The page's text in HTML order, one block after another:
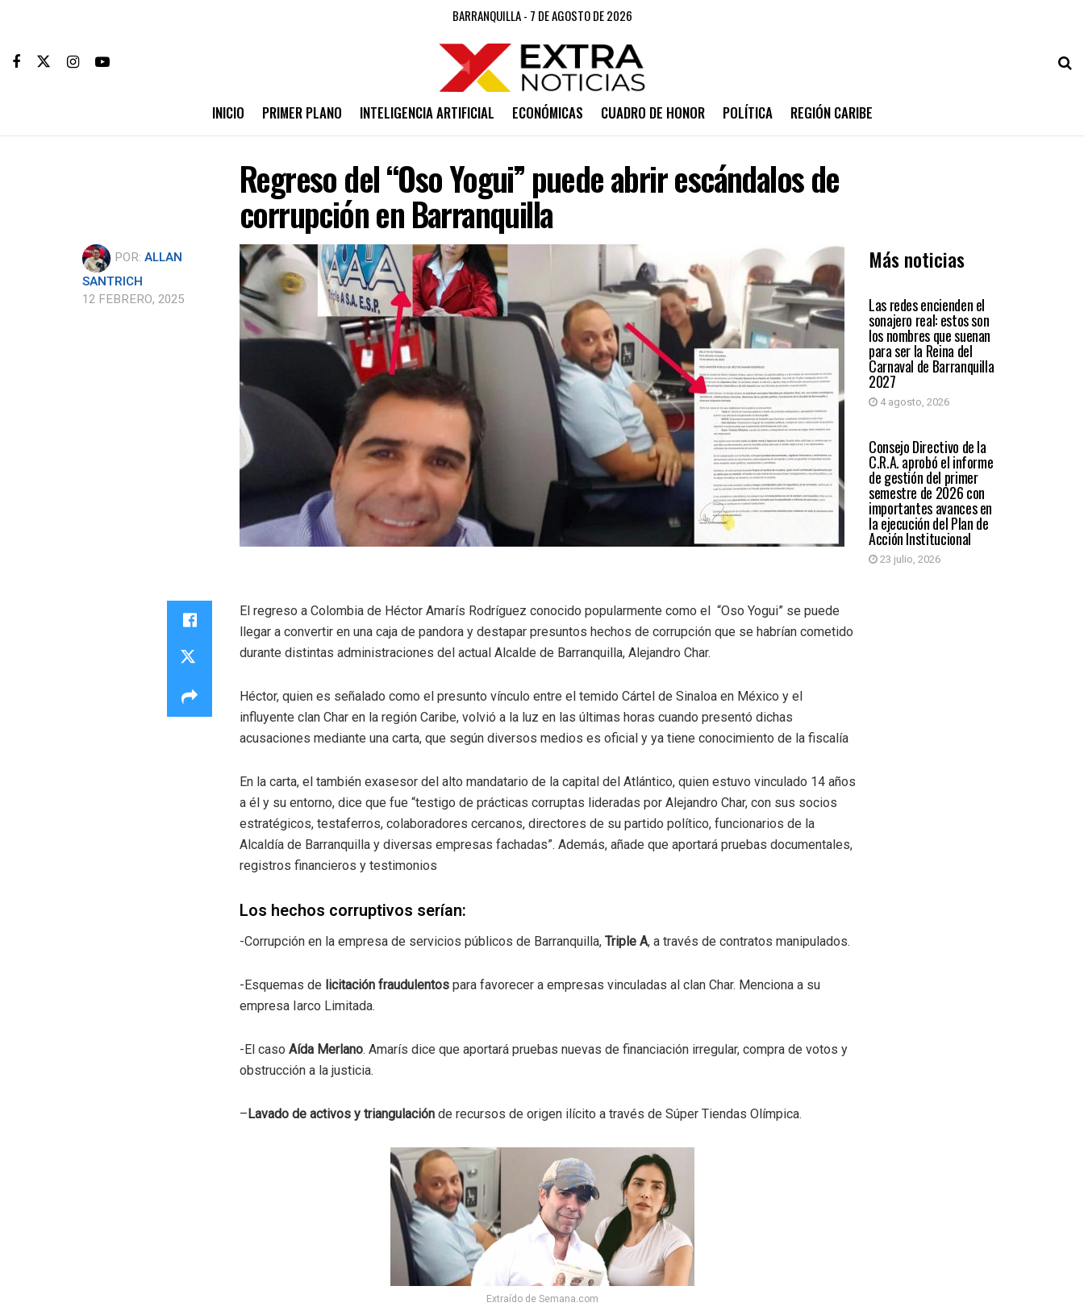
BARRANQUILLA - 7 DE AGOSTO DE 2026
INICIO PRIMER PLANO INTELIGENCIA ARTIFICIAL ECONÓMICAS CUADRO DE HONOR POLÍTICA REGIÓN CARIBE
Regreso del “Oso Yogui” puede abrir escándalos de
corrupción en Barranquilla
POR: ALLAN
SANTRICH
12 FEBRERO, 2025
Más noticias
BARRANQUILLA
Las redes encienden el
sonajero real: estos son
los nombres que suenan
para ser la Reina del
Carnaval de Barranquilla
2027
4 agosto, 2026
BARRANQUILLA
Consejo Directivo de la
C.R.A. aprobó el informe
de gestión del primer
semestre de 2026 con
importantes avances en
la ejecución del Plan de
Acción Institucional
23 julio, 2026
El regreso a Colombia de Héctor Amarís Rodríguez conocido popularmente como el “Oso Yogui” se puede
llegar a convertir en una caja de pandora y destapar presuntos hechos de corrupción que se habrían cometido
durante distintas administraciones del actual Alcalde de Barranquilla, Alejandro Char.
Héctor, quien es señalado como el presunto vínculo entre el temido Cártel de Sinaloa en México y el
influyente clan Char en la región Caribe, volvió a la luz en las últimas horas cuando presentó dichas
acusaciones mediante una carta, que según diversos medios es oficial y ya tiene conocimiento de la fiscalía
En la carta, el también exasesor del alto mandatario de la capital del Atlántico, quien estuvo vinculado 14 años
a él y su entorno, dice que fue “testigo de prácticas corruptas lideradas por Alejandro Char, con sus socios
estratégicos, testaferros, colaboradores cercanos, directores de su partido político, funcionarios de la
Alcaldía de Barranquilla y diversas empresas fachadas”. Además, añade que aportará pruebas documentales,
registros financieros y testimonios
Los hechos corruptivos serían:
-Corrupción en la empresa de servicios públicos de Barranquilla, Triple A, a través de contratos manipulados.
-Esquemas de licitación fraudulentos para favorecer a empresas vinculadas al clan Char. Menciona a su
empresa Iarco Limitada.
-El caso Aída Merlano. Amarís dice que aportará pruebas nuevas de financiación irregular, compra de votos y
obstrucción a la justicia.
–Lavado de activos y triangulación de recursos de origen ilícito a través de Súper Tiendas Olímpica.
Extraído de Semana.com